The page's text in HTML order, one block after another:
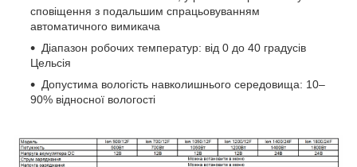
сповіщення з подальшим спрацьовуванням
автоматичного вимикача
Діапазон робочих температур: від 0 до 40 градусів
Цельсія
Допустима вологість навколишнього середовища: 10–
90% відносної вологості